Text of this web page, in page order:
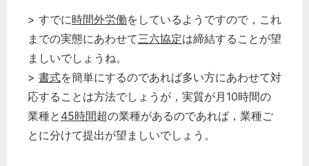
> すでに時間外労働をしているようですので，これ
までの実態にあわせて三六協定は締結することが望
ましいでしょうね。
> 書式を簡単にするのであれば多い方にあわせて対
応することは方法でしょうが，実質が月10時間の
業種と 45時間超の業種があるのであれば，業種ご
とに分けて提出が望ましいでしょう。